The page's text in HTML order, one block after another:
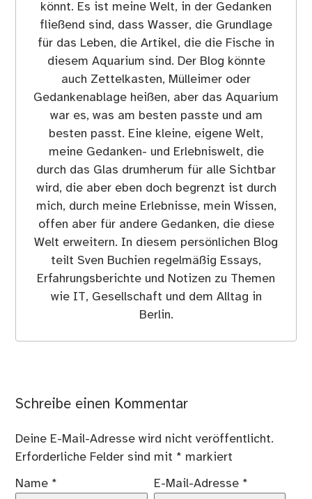
könnt. Es ist meine Welt, in der Gedanken
fließend sind, dass Wasser, die Grundlage
für das Leben, die Artikel, die die Fische in
diesem Aquarium sind. Der Blog könnte
auch Zettelkasten, Mülleimer oder
Gedankenablage heißen, aber das Aquarium
war es, was am besten passte und am
besten passt. Eine kleine, eigene Welt,
meine Gedanken- und Erlebniswelt, die
durch das Glas drumherum für alle Sichtbar
wird, die aber eben doch begrenzt ist durch
mich, durch meine Erlebnisse, mein Wissen,
offen aber für andere Gedanken, die diese
Welt erweitern. In diesem persönlichen Blog
teilt Sven Buchien regelmäßig Essays,
Erfahrungsberichte und Notizen zu Themen
wie IT, Gesellschaft und dem Alltag in
Berlin.
Schreibe einen Kommentar
Deine E-Mail-Adresse wird nicht veröffentlicht.
Erforderliche Felder sind mit * markiert
Name * E-Mail-Adresse *